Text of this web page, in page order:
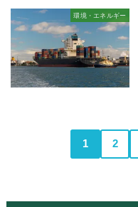
環境・エネルギー
1 2